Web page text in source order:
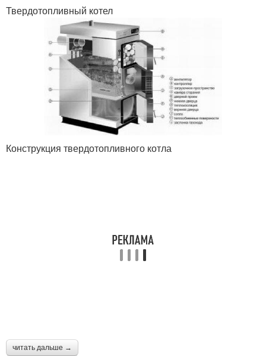
Твердотопливный котел
Конструкция твердотопливного котла
читать дальше →